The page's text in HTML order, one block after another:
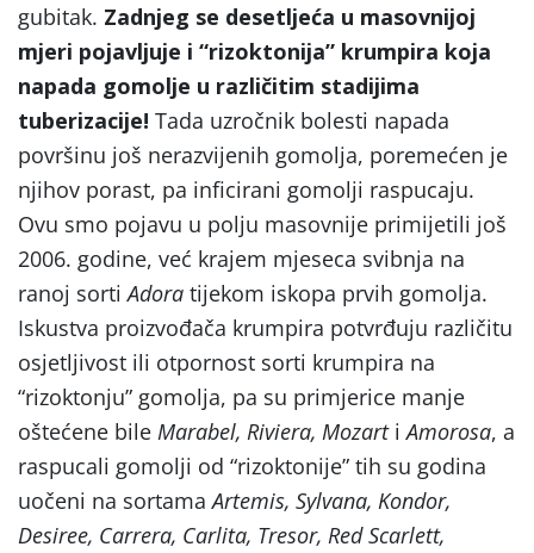
gubitak. Zadnjeg se desetljeća u masovnijoj
mjeri pojavljuje i “rizoktonija” krumpira koja
napada gomolje u različitim stadijima
tuberizacije! Tada uzročnik bolesti napada
površinu još nerazvijenih gomolja, poremećen je
njihov porast, pa inficirani gomolji raspucaju.
Ovu smo pojavu u polju masovnije primijetili još
2006. godine, već krajem mjeseca svibnja na
ranoj sortiAdora tijekom iskopa prvih gomolja.
Iskustva proizvođača krumpira potvrđuju različitu
osjetljivost ili otpornost sorti krumpira na
“rizoktonju” gomolja, pa su primjerice manje
oštećene bile Marabel, Riviera, MozartiAmorosa, a
raspucali gomolji od “rizoktonije” tih su godina
uočeni na sortamaArtemis, Sylvana, Kondor,
Desiree, Carrera, Carlita, Tresor, Red Scarlett,